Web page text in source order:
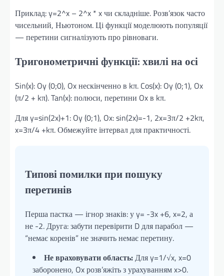
Приклад: y=2^x – 2^x * x чи складніше. Розв’язок часто
чисельний, Ньютоном. Ці функції моделюють популяції
— перетини сигналізують про рівноваги.
Тригонометричні функції: хвилі на осі
Sin(x): Oy (0;0), Ox нескінченно в kπ. Cos(x): Oy (0;1), Ox
(π/2 + kπ). Tan(x): полюси, перетини Ox в kπ.
Для y=sin(2x)+1: Oy (0;1), Ox: sin(2x)=-1, 2x=3π/2 +2kπ,
x=3π/4 +kπ. Обмежуйте інтервал для практичності.
Типові помилки при пошуку
перетинів
Перша пастка — ігнор знаків: у y= -3x +6, x=2, а
не -2. Друга: забути перевірити D для парабол —
“немає коренів” не значить немає перетину.
Не враховувати область:Для y=1/√x, x=0
заборонено, Ox розв’яжіть з урахуванням x>0.